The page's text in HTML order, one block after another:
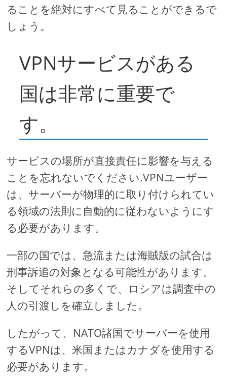
ることを絶対にすべて見ることができるで
しょう。
VPNサービスがある
国は非常に重要で
す。
サービスの場所が直接責任に影響を与える
ことを忘れないでください.VPNユーザー
は、サーバーが物理的に取り付けられてい
る領域の法則に自動的に従わないようにす
る必要があります。
一部の国では、急流または海賊版の試合は
刑事訴追の対象となる可能性があります。
そしてそれらの多くで、ロシアは調査中の
人の引渡しを確立しました。
したがって、NATO諸国でサーバーを使用
するVPNは、米国またはカナダを使用する
必要があります。